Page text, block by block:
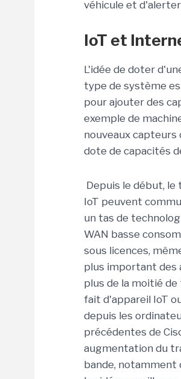
véhicule et
IoT et
L'idée de doter d'
type de système
pour ajouter des
exemple de
nouveaux capteurs
dote de capacités
Depuis le début, le
IoT peuvent
un tas de
WAN basse
sous licences, m
plus important des
plus de la moitié
fait d'appareil IoT
depuis les
précédentes de
augmentation du
bande, notamment